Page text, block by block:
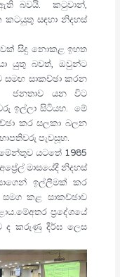
ඇති බවයි. කටුවාන්,
කටයුතු සඳහා නිදහස්
සිදු නොකළ ඉහත
යුතු බවත්, ඔවුන්ට
සමඟ සාකච්ඡා කරන
ජනතාව යන විට
ඉල්ලා සිටියහ. මේ
කර සලකා බලන
පැවසූහ.
යටතේ 1985
මාසයේදී නිදහස්
ඉල්ලීමක් කර
සමග කළ සාකච්ඡාව
ප්‍රදේශයේ
ද කරුණු දීර්ඝ ලෙස